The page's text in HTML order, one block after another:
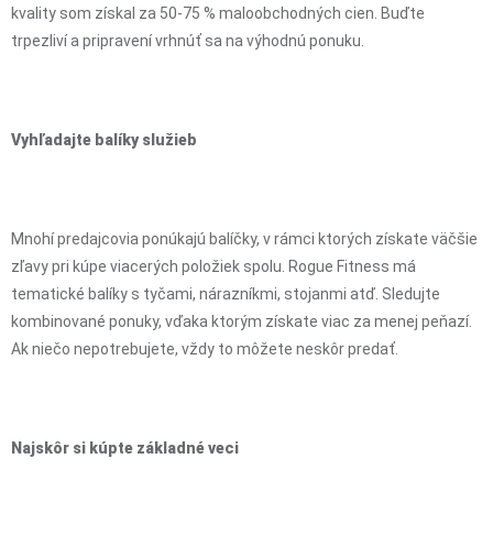
kvality som získal za 50-75 % maloobchodných cien. Buďte
trpezliví a pripravení vrhnúť sa na výhodnú ponuku.
Vyhľadajte balíky služieb
Mnohí predajcovia ponúkajú balíčky, v rámci ktorých získate väčšie
zľavy pri kúpe viacerých položiek spolu. Rogue Fitness má
tematické balíky s tyčami, nárazníkmi, stojanmi atď. Sledujte
kombinované ponuky, vďaka ktorým získate viac za menej peňazí.
Ak niečo nepotrebujete, vždy to môžete neskôr predať.
Najskôr si kúpte základné veci